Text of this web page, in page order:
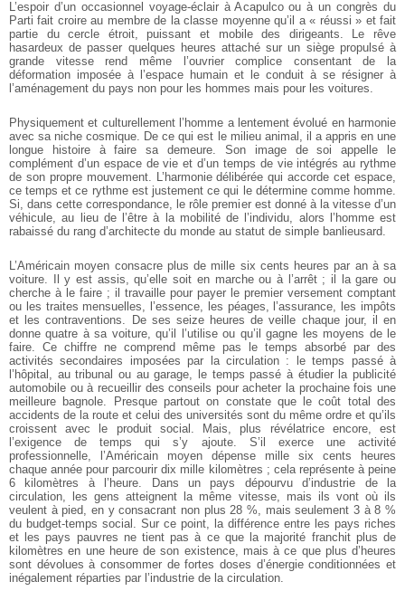
L’espoir d’un occasionnel voyage-éclair à Acapulco ou à un congrès du
Parti fait croire au membre de la classe moyenne qu’il a « réussi » et fait
partie du cercle étroit, puissant et mobile des dirigeants. Le rêve
hasardeux de passer quelques heures attaché sur un siège propulsé à
grande vitesse rend même l’ouvrier complice consentant de la
déformation imposée à l’espace humain et le conduit à se résigner à
l’aménagement du pays non pour les hommes mais pour les voitures.
Physiquement et culturellement l’homme a lentement évolué en harmonie
avec sa niche cosmique. De ce qui est le milieu animal, il a appris en une
longue histoire à faire sa demeure. Son image de soi appelle le
complément d’un espace de vie et d’un temps de vie intégrés au rythme
de son propre mouvement. L’harmonie délibérée qui accorde cet espace,
ce temps et ce rythme est justement ce qui le détermine comme homme.
Si, dans cette correspondance, le rôle premier est donné à la vitesse d’un
véhicule, au lieu de l’être à la mobilité de l’individu, alors l’homme est
rabaissé du rang d’architecte du monde au statut de simple banlieusard.
L’Américain moyen consacre plus de mille six cents heures par an à sa
voiture. Il y est assis, qu’elle soit en marche ou à l’arrêt ; il la gare ou
cherche à le faire ; il travaille pour payer le premier versement comptant
ou les traites mensuelles, l’essence, les péages, l’assurance, les impôts
et les contraventions. De ses seize heures de veille chaque jour, il en
donne quatre à sa voiture, qu’il l’utilise ou qu’il gagne les moyens de le
faire. Ce chiffre ne comprend même pas le temps absorbé par des
activités secondaires imposées par la circulation : le temps passé à
l’hôpital, au tribunal ou au garage, le temps passé à étudier la publicité
automobile ou à recueillir des conseils pour acheter la prochaine fois une
meilleure bagnole. Presque partout on constate que le coût total des
accidents de la route et celui des universités sont du même ordre et qu’ils
croissent avec le produit social. Mais, plus révélatrice encore, est
l’exigence de temps qui s’y ajoute. S’il exerce une activité
professionnelle, l’Américain moyen dépense mille six cents heures
chaque année pour parcourir dix mille kilomètres ; cela représente à peine
6 kilomètres à l’heure. Dans un pays dépourvu d’industrie de la
circulation, les gens atteignent la même vitesse, mais ils vont où ils
veulent à pied, en y consacrant non plus 28 %, mais seulement 3 à 8 %
du budget-temps social. Sur ce point, la différence entre les pays riches
et les pays pauvres ne tient pas à ce que la majorité franchit plus de
kilomètres en une heure de son existence, mais à ce que plus d’heures
sont dévolues à consommer de fortes doses d’énergie conditionnées et
inégalement réparties par l’industrie de la circulation.